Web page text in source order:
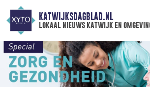
KATWIJKSDAGBLAD.NL
lokaal nieuws katwijk en